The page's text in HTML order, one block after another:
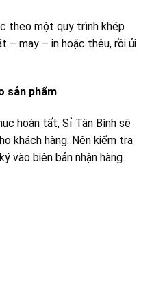
theo một quy trình khép
– may – in hoặc thêu, rồi ủi
sản phẩm
hoàn tất, Sỉ Tân Bình sẽ
khách hàng. Nên kiểm tra
vào biên bản nhận hàng.